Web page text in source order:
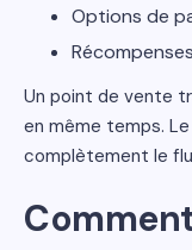
Options de
Un point de vente
en même temps.
complètement le